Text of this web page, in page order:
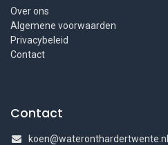
Over ons
Algemene voorwaarden
Privacybeleid
Contact
Contact
koen@wateronthardertwente.nl